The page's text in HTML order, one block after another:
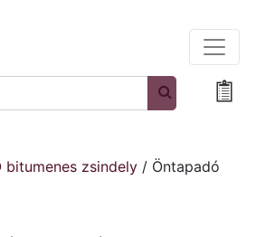
bitumenes zsindely / Öntapadó